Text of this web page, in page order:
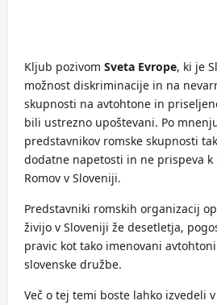
Kljub pozivom Sveta Evrope, ki je
možnost diskriminacije in na
skupnosti na avtohtone in
bili ustrezno upoštevani. Po
predstavnikov romske skupnosti
dodatne napetosti in ne prispeva
Romov v Sloveniji.
Predstavniki romskih organizacij
živijo v Sloveniji že desetletja,
pravic kot tako imenovani
slovenske družbe.
Več o tej temi boste lahko izvedeli